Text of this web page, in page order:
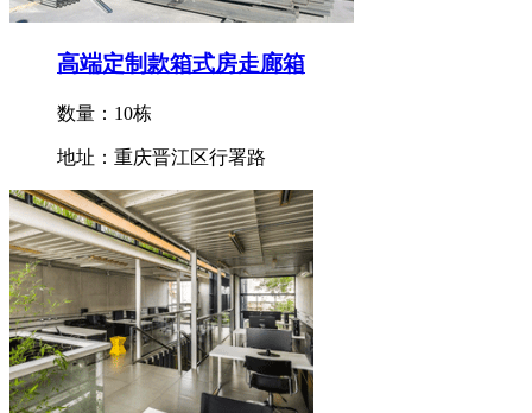
高端定制款箱式房走廊箱
数量：10栋
地址：重庆晋江区行署路